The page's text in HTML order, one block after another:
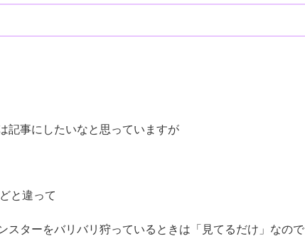
記事にしたいなと思っていますが
と違って
スターをバリバリ狩っているときは「見てるだけ」なので